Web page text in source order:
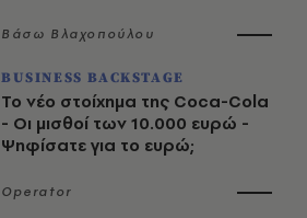
Βάσω Βλαχοπούλου
BUSINESS BACKSTAGE
Το νέο στοίχημα της Coca-Cola
- Οι μισθοί των 10.000 ευρώ -
Ψηφίσατε για το ευρώ;
Operator